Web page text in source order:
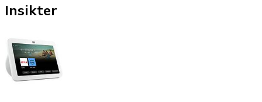
Insikter